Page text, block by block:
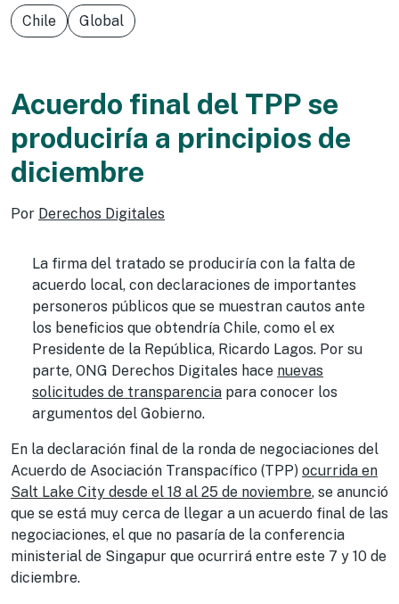
Chile Global
Acuerdo final del TPP se
produciría a principios de
diciembre
Por Derechos Digitales
La firma del tratado se produciría con la falta de
acuerdo local, con declaraciones de importantes
personeros públicos que se muestran cautos ante
los beneficios que obtendría Chile, como el ex
Presidente de la República, Ricardo Lagos. Por su
parte, ONG Derechos Digitales hace nuevas
solicitudes de transparencia para conocer los
argumentos del Gobierno.
En la declaración final de la ronda de negociaciones del
Acuerdo de Asociación Transpacífico (TPP) ocurrida en
Salt Lake City desde el 18 al 25 de noviembre, se anunció
que se está muy cerca de llegar a un acuerdo final de las
negociaciones, el que no pasaría de la conferencia
ministerial de Singapur que ocurrirá entre este 7 y 10 de
diciembre.